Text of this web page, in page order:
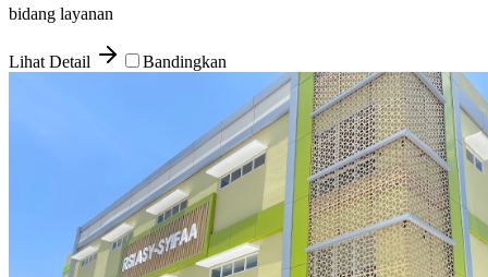
bidang layanan
Lihat Detail Bandingkan